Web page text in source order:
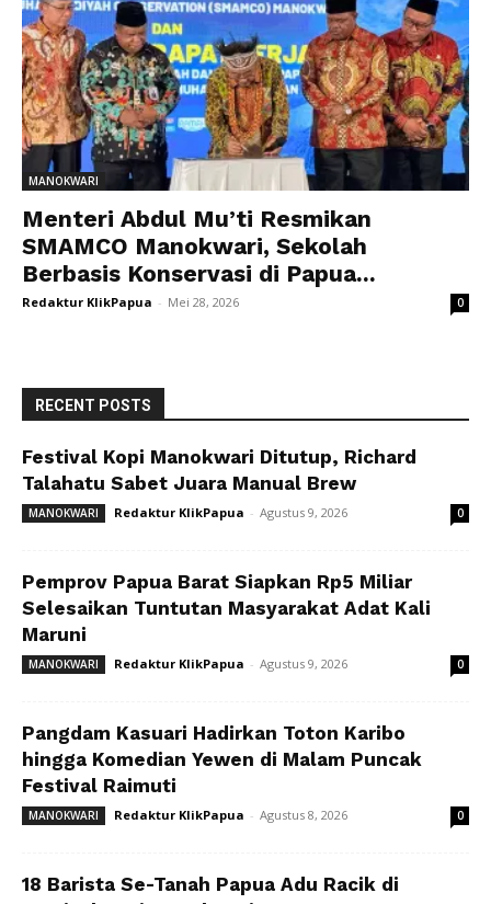
MANOKWARI
Menteri Abdul Mu’ti Resmikan
SMAMCO Manokwari, Sekolah
Berbasis Konservasi di Papua...
Redaktur KlikPapua - Mei 28, 2026 0
RECENT POSTS
Festival Kopi Manokwari Ditutup, Richard
Talahatu Sabet Juara Manual Brew
MANOKWARI Redaktur KlikPapua - Agustus 9, 2026 0
Pemprov Papua Barat Siapkan Rp5 Miliar
Selesaikan Tuntutan Masyarakat Adat Kali
Maruni
MANOKWARI Redaktur KlikPapua - Agustus 9, 2026 0
Pangdam Kasuari Hadirkan Toton Karibo
hingga Komedian Yewen di Malam Puncak
Festival Raimuti
MANOKWARI Redaktur KlikPapua - Agustus 8, 2026 0
18 Barista Se-Tanah Papua Adu Racik di